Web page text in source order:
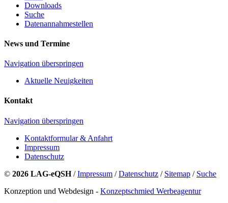
Downloads
Suche
Datenannahmestellen
News und Termine
Navigation überspringen
Aktuelle Neuigkeiten
Kontakt
Navigation überspringen
Kontaktformular & Anfahrt
Impressum
Datenschutz
© 2026 LAG-eQSH/Impressum /Datenschutz / Sitemap / Suche
Konzeption und Webdesign - Konzeptschmied Werbeagentur